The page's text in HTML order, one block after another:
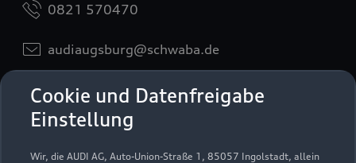
Cookie und Datenfreigabe
Einstellung
Wir, die AUDI AG, Auto-Union-Straße 1, 85057 Ingolstadt, allein
0821 570470
audiaugsburg@schwaba.de
Kontaktdaten herunterladen